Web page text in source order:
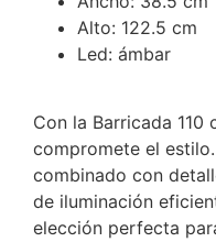
Alto: 122.5 cm
Led: ámbar
Con la Barricada 110
compromete el
combinado con
de iluminación
elección perfecta